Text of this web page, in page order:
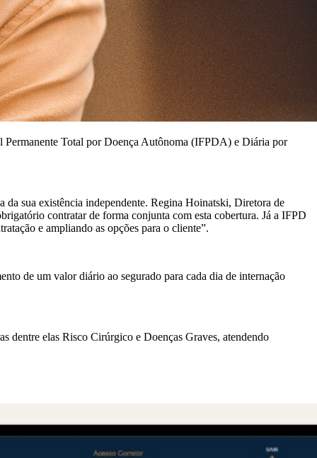
Permanente Total por Doença Autônoma (IFPDA) e Diária por
da sua existência independente. Regina Hoinatski, Diretora de
contratar de forma conjunta com esta cobertura. Já a IFPD
e ampliando as opções para o cliente”.
de um valor diário ao segurado para cada dia de internação
dentre elas Risco Cirúrgico e Doenças Graves, atendendo